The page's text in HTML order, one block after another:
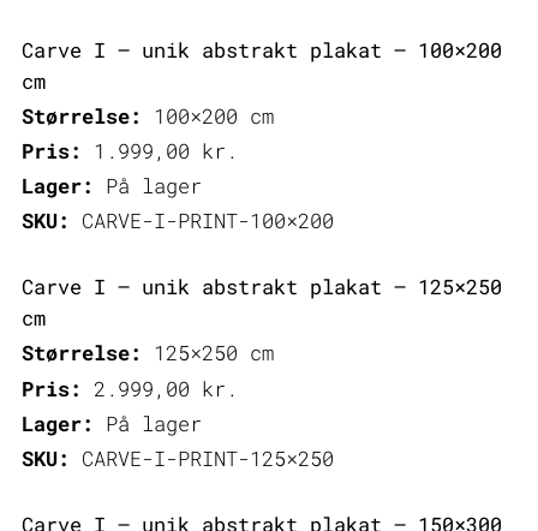
Carve I – unik abstrakt plakat – 100×200
cm
Størrelse:
100×200 cm
Pris:
1.999,00 kr.
Lager:
På lager
SKU:
CARVE-I-PRINT-100×200
Carve I – unik abstrakt plakat – 125×250
cm
Størrelse:
125×250 cm
Pris:
2.999,00 kr.
Lager:
På lager
SKU:
CARVE-I-PRINT-125×250
Carve I – unik abstrakt plakat – 150×300